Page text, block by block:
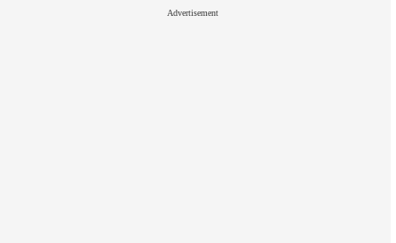
Advertisement